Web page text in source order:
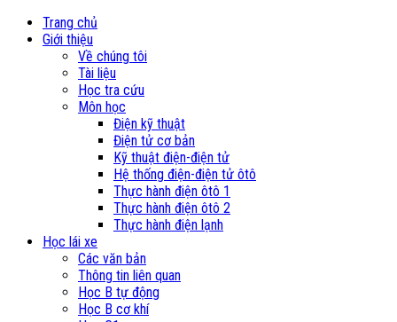
Trang chủ
Giới thiệu
Về chúng tôi
Tài liệu
Học tra cứu
Môn học
Điện kỹ thuật
Điện tử cơ bản
Kỹ thuật điện-điện tử
Hệ thống điện-điện tử ôtô
Thực hành điện ôtô 1
Thực hành điện ôtô 2
Thực hành điện lạnh
Học lái xe
Các văn bản
Thông tin liên quan
Học B tự động
Học B cơ khí